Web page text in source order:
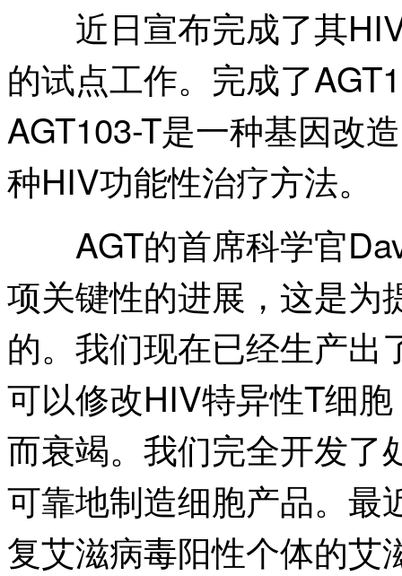
近日宣布完成了其HIV
的试点工作。完成了
AGT103-T是一种基因改
种HIV功能性治疗方法。
AGT的首席科学官
项关键性的进展，这是为
的。我们现在已经生产出
可以修改HIV特异性T细
而衰竭。我们完全开发了
可靠地制造细胞产品。最
复艾滋病毒阳性个体的艾